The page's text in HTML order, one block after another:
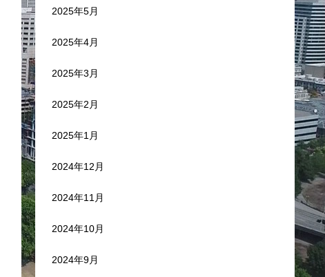
2025年5月
2025年4月
2025年3月
2025年2月
2025年1月
2024年12月
2024年11月
2024年10月
2024年9月